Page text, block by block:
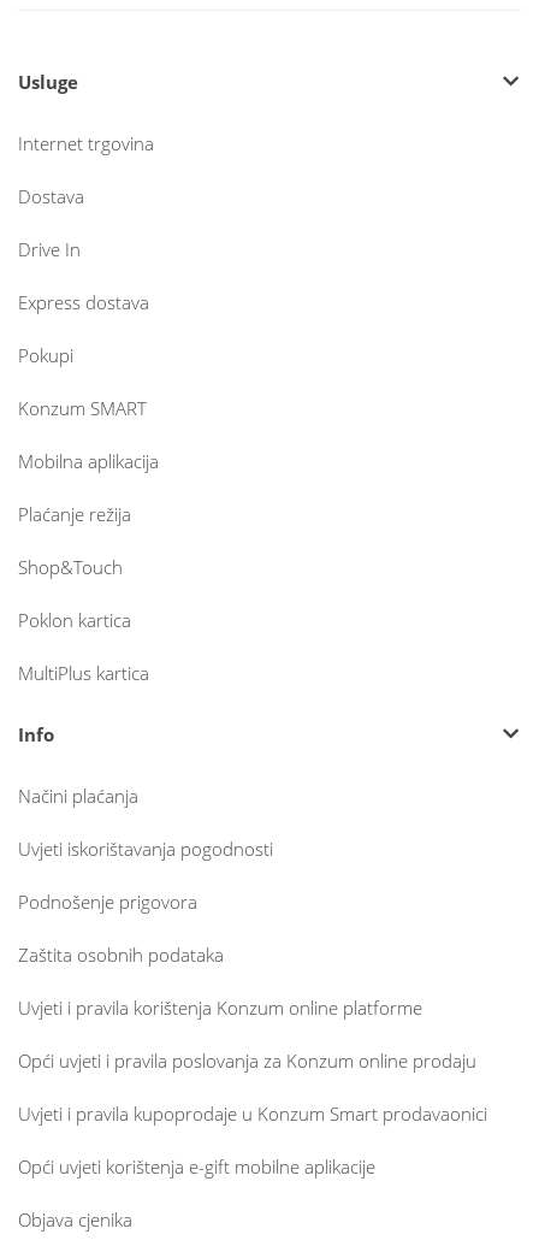
Usluge
Internet trgovina
Dostava
Drive In
Express dostava
Pokupi
Konzum SMART
Mobilna aplikacija
Plaćanje režija
Shop&Touch
Poklon kartica
MultiPlus kartica
Info
Načini plaćanja
Uvjeti iskorištavanja pogodnosti
Podnošenje prigovora
Zaštita osobnih podataka
Uvjeti i pravila korištenja Konzum online platforme
Opći uvjeti i pravila poslovanja za Konzum online prodaju
Uvjeti i pravila kupoprodaje u Konzum Smart prodavaonici
Opći uvjeti korištenja e-gift mobilne aplikacije
Objava cjenika